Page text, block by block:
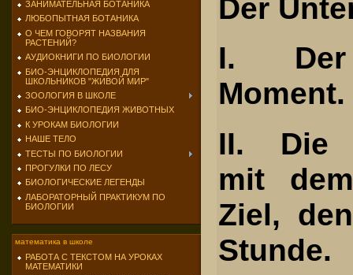
ЗАНИМАТЕЛЬНАЯ БОТАНИКА
ЛЮБОПЫТНАЯ БОТАНИКА
О ЧЕМ ГОВОРЯТ НАЗВАНИЯ
РАСТЕНИЙ?
АУДИОКНИГИ ПО БИОЛОГИИ
БИО-ЭНЦИКЛОПЕДИЯ ДЛЯ
ШКОЛЬНИКОВ "ЖИВОЙ МИР"
ЗООЛОГИЯ В ШКОЛЕ
БИО-ЭНЦИКЛОПЕДИЯ ЖИВОТНЫХ
К УРОКАМ БИОЛОГИИ
НАШЕ ТЕЛО
ТЕСТЫ ПО БИОЛОГИИ
ПРОГУЛКИ ПО ЛЕСУ
БИОЛОГИЧЕСКИЕ ЛЕГЕНДЫ
ЛАБОРАТОРНЫЙ ПРАКТИКУМ ПО
БИОЛОГИИ
математика в школе
РАБОТА С ТЕКСТОМ НА УРОКАХ
МАТЕМАТИКИ
Der
I. Der
Moment.
II. Die
mit
Ziel,
Stunde.